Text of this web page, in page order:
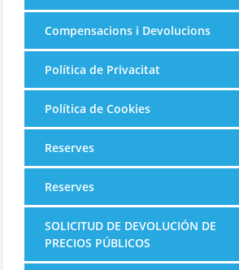
Compensacions i Devolucions
Política de Privacitat
Política de Cookies
Reserves
Reserves
SOLICITUD DE DEVOLUCIÓN DE
PRECIOS PÚBLICOS